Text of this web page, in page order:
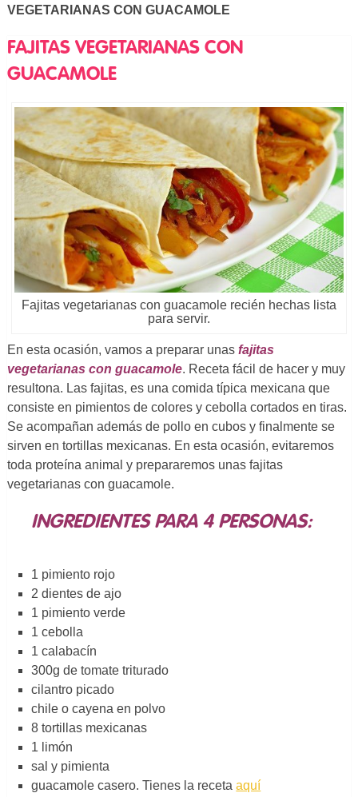
VEGETARIANAS CON GUACAMOLE
FAJITAS VEGETARIANAS CON
GUACAMOLE
Fajitas vegetarianas con guacamole recién hechas lista
para servir.
En esta ocasión, vamos a preparar unas fajitas
vegetarianas con guacamole. Receta fácil de hacer y muy
resultona. Las fajitas, es una comida típica mexicana que
consiste en pimientos de colores y cebolla cortados en tiras.
Se acompañan además de pollo en cubos y finalmente se
sirven en tortillas mexicanas. En esta ocasión, evitaremos
toda proteína animal y prepararemos unas fajitas
vegetarianas con guacamole.
INGREDIENTES PARA 4 PERSONAS:
1 pimiento rojo
2 dientes de ajo
1 pimiento verde
1 cebolla
1 calabacín
300g de tomate triturado
cilantro picado
chile o cayena en polvo
8 tortillas mexicanas
1 limón
sal y pimienta
guacamole casero. Tienes la recetaaquí